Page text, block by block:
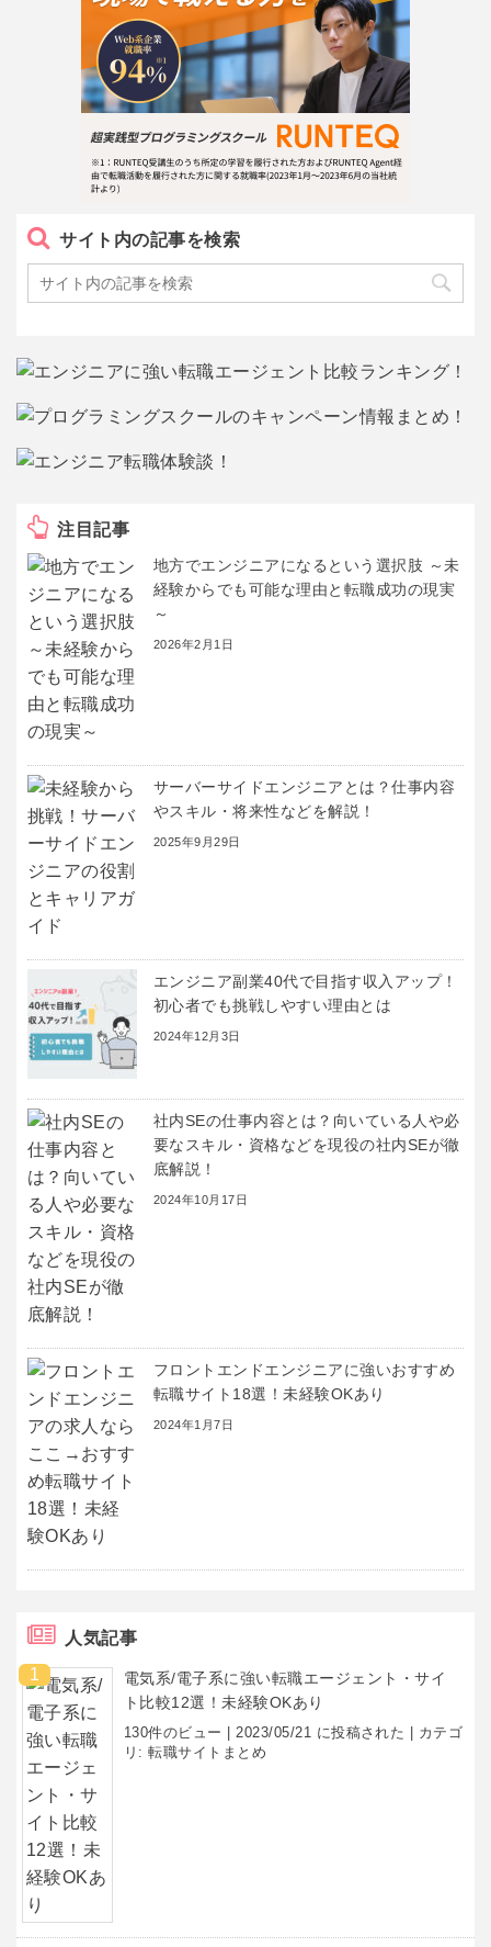
サイト内の記事を検索
注目記事
地方でエンジニアになるという選択肢 ～未
経験からでも可能な理由と転職成功の現実
～
2026年2月1日
サーバーサイドエンジニアとは？仕事内容
やスキル・将来性などを解説！
2025年9月29日
エンジニア副業40代で目指す収入アップ！
初心者でも挑戦しやすい理由とは
2024年12月3日
社内SEの仕事内容とは？向いている人や必
要なスキル・資格などを現役の社内SEが徹
底解説！
2024年10月17日
フロントエンドエンジニアに強いおすすめ
転職サイト18選！未経験OKあり
2024年1月7日
人気記事
電気系/電子系に強い転職エージェント・サイ
ト比較12選！未経験OKあり
130件のビュー | 2023/05/21 に投稿された | カテゴ
リ:転職サイトまとめ